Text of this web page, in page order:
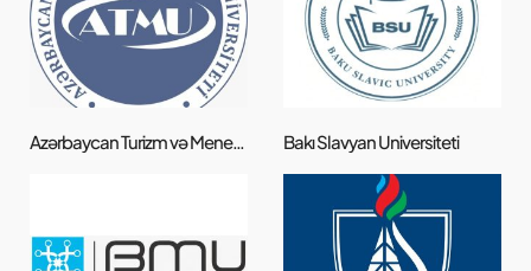
Azərbaycan Turizm və Menecment Universiteti Bakı Slavyan Universiteti